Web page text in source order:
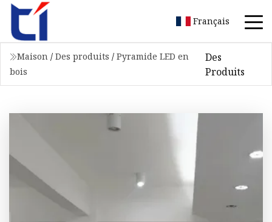
Français
Maison / Des produits / Pyramide LED en
bois
Des
Produits